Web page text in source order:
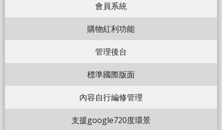
會員系統
購物紅利功能
管理後台
標準國際版面
內容自行編修管理
支援google720度環景